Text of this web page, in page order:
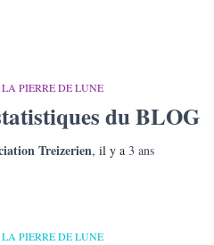
PIERRE DE LUNE
du BLOG
Treizerien, il y a 3 ans
PIERRE DE LUNE